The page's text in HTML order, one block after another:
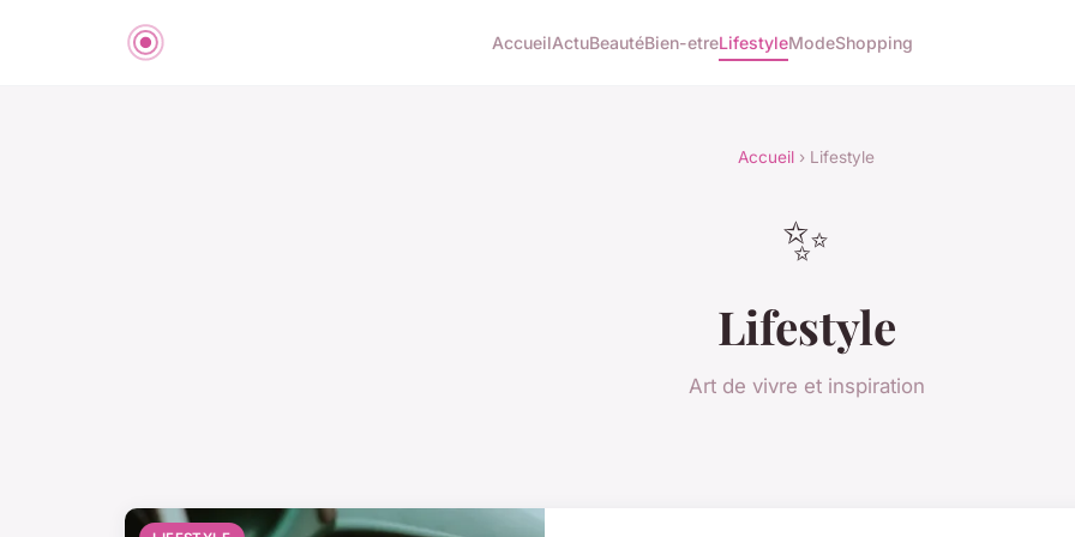
AccueilActuBeautéBien-etreLifestyleModeShopping
Accueil › Lifestyle
✨
Lifestyle
Art de vivre et inspiration